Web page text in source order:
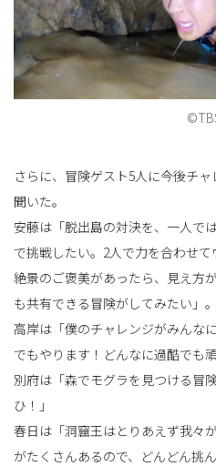
さらに、冒険ゲスト5人に今後チ
聞いた。
安藤は「脱出島の対決を、一人で
で挑戦したい。2人で力を合わせ
絶景のご褒美があったら、見え方
も共有できる冒険がしてみたい」。
高岸は「僕のチャレンジがみんな
でもやります！どんなに過酷でも
別府は「森でモグラを見つける冒
ひ！」
春日は「洞窟王はとりあえず我々
がたくさんあるので、どんどん挑